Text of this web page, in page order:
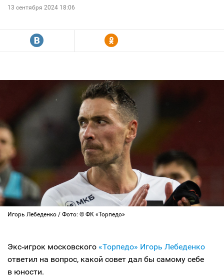
13 сентября 2024 18:06
R Y
Игорь Лебеденко / Фото: © ФК «Торпедо»
Экс‑игрок московского «Торпедо» Игорь Лебеденко
ответил на вопрос, какой совет дал бы самому себе
в юности.